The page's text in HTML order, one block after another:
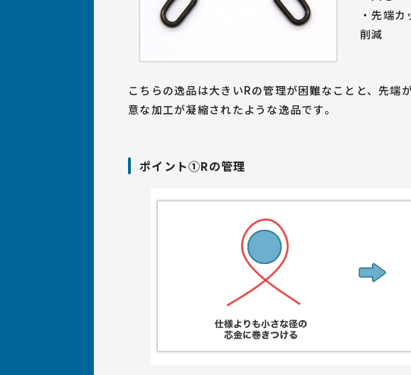
・先端
削減
こちらの逸品は大きいRの管理が困難なことと、先端
意な加工が凝縮されたような逸品です。
ポイント①Rの管理